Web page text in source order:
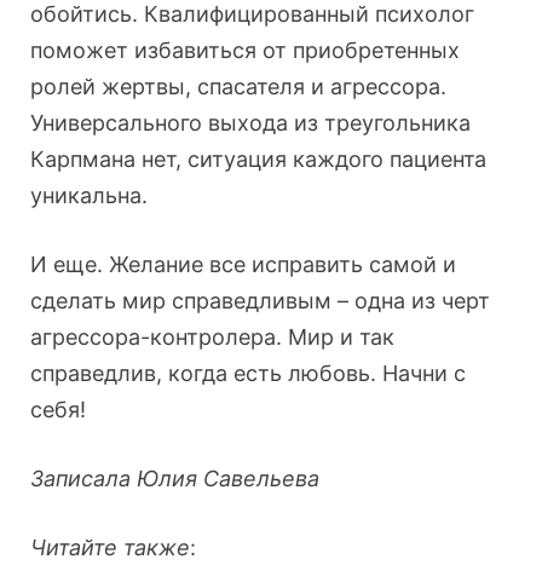
обойтись. Квалифицированный психолог
поможет избавиться от приобретенных
ролей жертвы, спасателя и агрессора.
Универсального выхода из треугольника
Карпмана нет, ситуация каждого пациента
уникальна.
И еще. Желание все исправить самой и
сделать мир справедливым – одна из черт
агрессора-контролера. Мир и так
справедлив, когда есть любовь. Начни с
себя!
Записала Юлия Савельева
Читайте также: